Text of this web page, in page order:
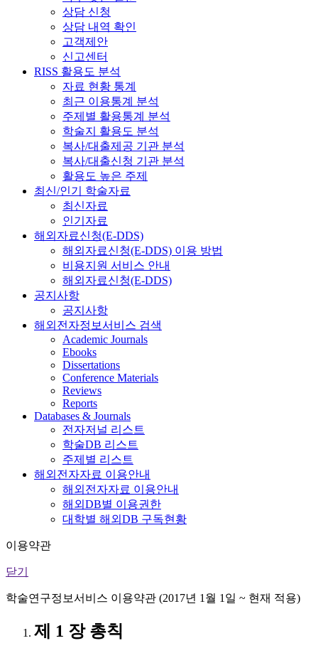
상담 신청
상담 내역 확인
고객제안
신고센터
RISS 활용도 분석
자료 현황 통계
최근 이용통계 분석
주제별 활용통계 분석
학술지 활용도 분석
복사/대출제공 기관 분석
복사/대출신청 기관 분석
활용도 높은 주제
최신/인기 학술자료
최신자료
인기자료
해외자료신청(E-DDS)
해외자료신청(E-DDS) 이용 방법
비용지원 서비스 안내
해외자료신청(E-DDS)
공지사항
공지사항
해외전자정보서비스 검색
Academic Journals
Ebooks
Dissertations
Conference Materials
Reviews
Reports
Databases & Journals
전자저널 리스트
학술DB 리스트
주제별 리스트
해외전자자료 이용안내
해외전자자료 이용안내
해외DB별 이용권한
대학별 해외DB 구독현황
이용약관
닫기
학술연구정보서비스 이용약관 (2017년 1월 1일 ~ 현재 적용)
제 1 장 총칙